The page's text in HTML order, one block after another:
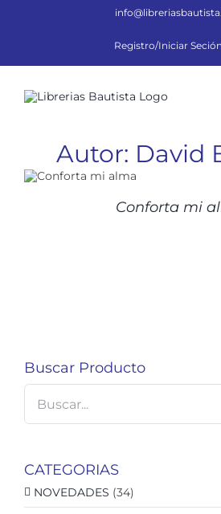
Registro/Iniciar Seción
Autor: David
Conforta mi
Buscar Producto
CATEGORIAS
NOVEDADES (34)